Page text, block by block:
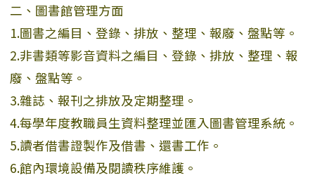
二、圖書館管理方面
1.圖書之編目、登錄、排放、整理、報廢、盤點等。
2.非書類等影音資料之編目、登錄、排放、整理、報
廢、盤點等。
3.雜誌、報刊之排放及定期整理。
4.每學年度教職員生資料整理並匯入圖書管理系統。
5.讀者借書證製作及借書、還書工作。
6.館內環境設備及閱讀秩序維護。